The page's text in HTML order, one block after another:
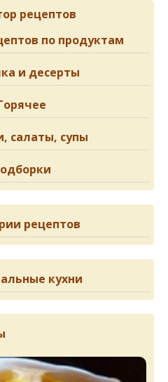
рецептов
по продуктам
и десерты
салаты, супы
рецептов
кухни